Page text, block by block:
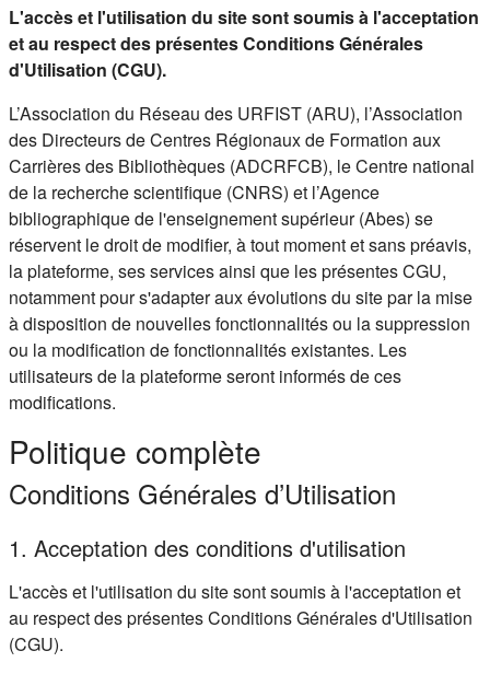
L'accès et l'utilisation du site sont soumis à l'acceptation
et au respect des présentes Conditions Générales
d'Utilisation (CGU).
L’Association du Réseau des URFIST (ARU), l’Association
des Directeurs de Centres Régionaux de Formation aux
Carrières des Bibliothèques (ADCRFCB), le Centre national
de la recherche scientifique (CNRS) et l’Agence
bibliographique de l'enseignement supérieur (Abes) se
réservent le droit de modifier, à tout moment et sans préavis,
la plateforme, ses services ainsi que les présentes CGU,
notamment pour s'adapter aux évolutions du site par la mise
à disposition de nouvelles fonctionnalités ou la suppression
ou la modification de fonctionnalités existantes. Les
utilisateurs de la plateforme seront informés de ces
modifications.
Politique complète
Conditions Générales d’Utilisation
1. Acceptation des conditions d'utilisation
L'accès et l'utilisation du site sont soumis à l'acceptation et
au respect des présentes Conditions Générales d'Utilisation
(CGU).